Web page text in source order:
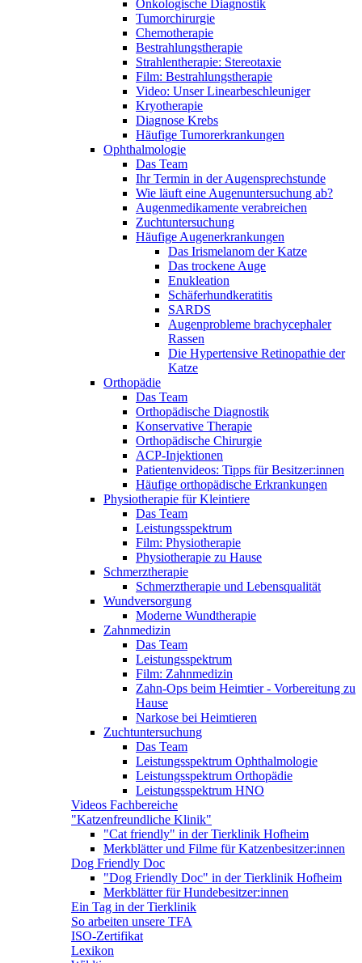
Onkologische Diagnostik
Tumorchirurgie
Chemotherapie
Bestrahlungstherapie
Strahlentherapie: Stereotaxie
Film: Bestrahlungstherapie
Video: Unser Linearbeschleuniger
Kryotherapie
Diagnose Krebs
Häufige Tumorerkrankungen
Ophthalmologie
Das Team
Ihr Termin in der Augensprechstunde
Wie läuft eine Augenuntersuchung ab?
Augenmedikamente verabreichen
Zuchtuntersuchung
Häufige Augenerkrankungen
Das Irismelanom der Katze
Das trockene Auge
Enukleation
Schäferhundkeratitis
SARDS
Augenprobleme brachycephaler
Rassen
Die Hypertensive Retinopathie der
Katze
Orthopädie
Das Team
Orthopädische Diagnostik
Konservative Therapie
Orthopädische Chirurgie
ACP-Injektionen
Patientenvideos: Tipps für Besitzer:innen
Häufige orthopädische Erkrankungen
Physiotherapie für Kleintiere
Das Team
Leistungsspektrum
Film: Physiotherapie
Physiotherapie zu Hause
Schmerztherapie
Schmerztherapie und Lebensqualität
Wundversorgung
Moderne Wundtherapie
Zahnmedizin
Das Team
Leistungsspektrum
Film: Zahnmedizin
Zahn-Ops beim Heimtier - Vorbereitung zu
Hause
Narkose bei Heimtieren
Zuchtuntersuchung
Das Team
Leistungsspektrum Ophthalmologie
Leistungsspektrum Orthopädie
Leistungsspektrum HNO
Videos Fachbereiche
"Katzenfreundliche Klinik"
"Cat friendly" in der Tierklinik Hofheim
Merkblätter und Filme für Katzenbesitzer:innen
Dog Friendly Doc
"Dog Friendly Doc" in der Tierklinik Hofheim
Merkblätter für Hundebesitzer:innen
Ein Tag in der Tierklinik
So arbeiten unsere TFA
ISO-Zertifikat
Lexikon